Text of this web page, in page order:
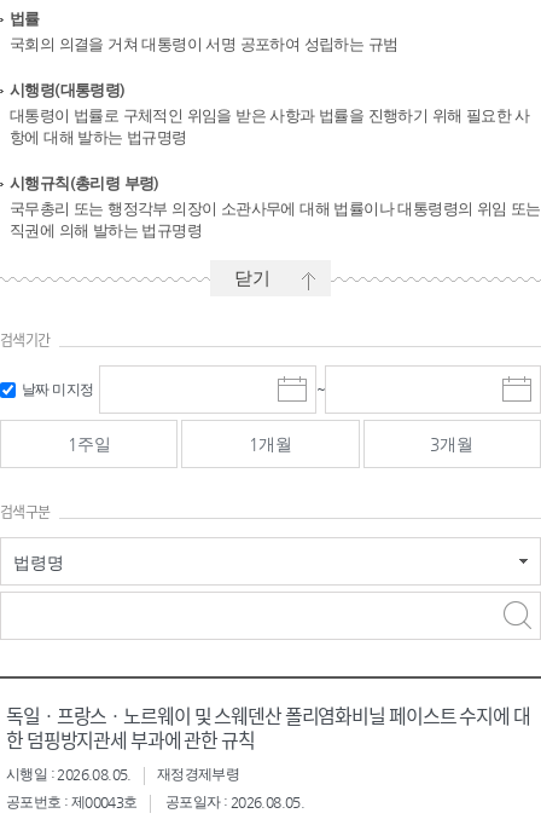
법률
국회의 의결을 거쳐 대통령이 서명 공포하여 성립하는 규범
시행령(대통령령)
대통령이 법률로 구체적인 위임을 받은 사항과 법률을 진행하기 위해 필요한 사
항에 대해 발하는 법규명령
시행규칙(총리령 부령)
국무총리 또는 행정각부 의장이 소관사무에 대해 법률이나 대통령령의 위임 또는
직권에 의해 발하는 법규명령
닫기
검색기간
날짜 미지정
시
작
일
선
~
마
감
선
1주일 1개월 3개월
검색구분
법령명
독일ㆍ프랑스ㆍ노르웨이 및 스웨덴산 폴리염화비닐 페이스트 수지에 대
한 덤핑방지관세 부과에 관한 규칙
시행일 : 2026.08.05.
재정경제부령
공포번호 : 제00043호
공포일자 : 2026.08.05.